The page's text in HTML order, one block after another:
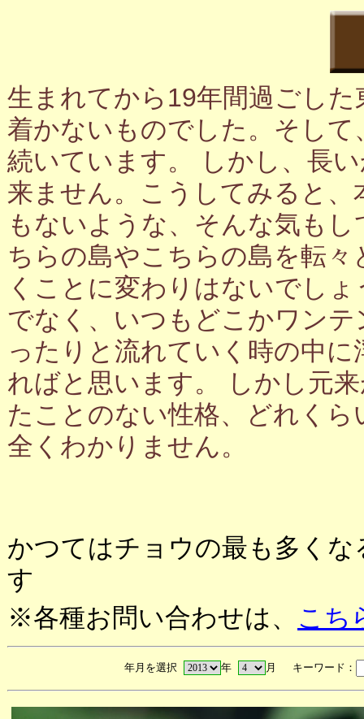
生まれてから19年間過ごし
着かないものでした。そし
続いています。 しかし、長
来ません。こうしてみると
もないような、そんな気も
ちらの島やこちらの島を転
くことに変わりはないでし
でなく、いつもどこかワン
ったりと流れていく時の中
ればと思います。 しかし元
たことのない性格、どれく
全くわかりません。
かつてはチョウの最も多く
す
※各種お問い合わせは、 こち
年月を選択 年 月 キーワード：